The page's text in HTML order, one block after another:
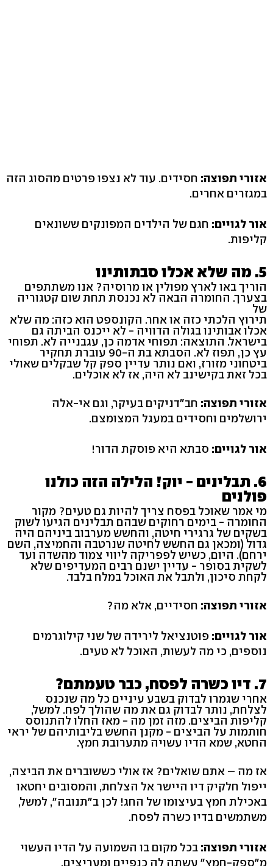
אזורי תפוצה: חסידים. עוד לא נצפו פרטים מהסוג הזה
במגזרים אחרים.
אור לגויים: חגם של הילדים המפונקים ששונאים
קליפות.
5. מה שלא אכלו סבתותינו
הוריך באו לארץ מפולין או מרוסיה? אנו משתתפים
בצערך. החומרה הבאה לא נכנסת תחת שום קטגוריה
של
תירוץ הלכתי כזה או אחר. הקונספט הוא כזה: מה שלא
אכלו אבותינו בגולה הדוויה - לא ייכנס הביתה גם
בישראל. התוצאה: תפוחי אדמה כן, עגבנייה לא. תפוחי
עץ כן, תפוז לא. הסבתא בת ה-90 עוברת תחקיר
ביטחוני מזורז, ואם נותר עדיין ספק קל שבקלים שאולי
בכל זאת בקישינב לא היה, אז לא אוכלים.
אזורי תפוצה: חב"דניקים בעיקר, וגם אי-אלה
ירושלמים וחסידים במעגל המצומצם.
אור לגויים: סבתא היא פוסקת הדור!
6. תבלינים - יוק! הלילה הזה כולנו
פולנים
מי אמר שאוכל בפסח צריך להיות גם טעים? מקור
החומרה - בימים רחוקים שבהם תבלינים הגיעו לשוק
בשקים של גרגירי חיטה, והחשש מערבוב ביניהם היה
גדול (ומכאן גם החשש לחיטה שנרטבה והחמיצה, השם
ירחם). היום, כשיש לפפריקה ליווי צמוד מהשדה ועד
לשקית בסופר - עדיין ישנם רבים המעדיפים שלא
לקחת סיכון, ולתבל את האוכל במלח בלבד.
אזורי תפוצה: חסידיים, אלא מה?
אור לגויים: פוטנציאל לירידה של שני קילוגרמים
נוספים, כי מה לעשות, האוכל לא טעים.
7. דיו כשרה לפסח, כבר טעמתם?
אחרי שגמרו לבדוק בשבע עיניים כל מה שנכנס
לצלחת, נותר לבדוק גם את מה שהולך לפח. למשל,
קליפות הביצים. מזה זמן מה - מאז החלו להתנוסס
חותמות על הביצים - מקנן החשש בליבותיהם של יראי
החטא, שמא הדיו עשויה מתערובת חמץ.
אז מה – אתם שואלים? אז אולי כששוברים את הביצה,
ייפול חלקיק דיו היישר אל הצלחת, והמסובים יחטאו
באכילת חמץ בעיצומו של החג! לכן ב"תנובה", למשל,
משתמשים בדיו כשרה לפסח.
אזורי תפוצה: בכל מקום בו השמועה על הדיו העשוי
מ"ספק-חמץ" עשתה לה כנפיים ומעריצים.